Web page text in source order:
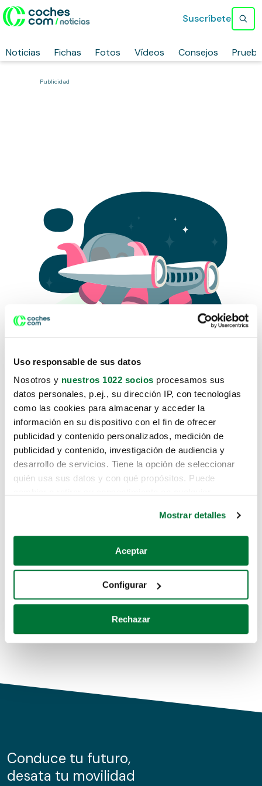
Uso responsable de sus datos
Nosotros y nuestros 1022 socios procesamos sus
datos personales, p.ej., su dirección IP, con tecnologías
como las cookies para almacenar y acceder la
información en su dispositivo con el fin de ofrecer
publicidad y contenido personalizados, medición de
publicidad y contenido, investigación de audiencia y
desarrollo de servicios. Tiene la opción de seleccionar
quién usa sus datos y con qué propósitos. Puede
Si lo permite, también quisiéramos:
Recopilar información sobre su ubicación geográfica
Identificar su dispositivo analizándolo activamente
para buscar características específicas (huellas
Obtenga más información sobre cómo se procesan sus
de cookies.
información sobre el uso que haga del sitio web con
nuestros partners de redes sociales, publicidad y análisis
Mostrar detalles
Aceptar
Configurar
Rechazar
Noticias Fichas Fotos Vídeos Consejos
Suscríbete
Publicidad
Lo sentimos, no sabemos como
te hemos traido hasta aquí.
Pero puedes encontrar el coche que estás
buscando en alguno de estos enlaces:
Coches de segunda mano
Coches de km0
Conduce tu futuro,
desata tu movilidad